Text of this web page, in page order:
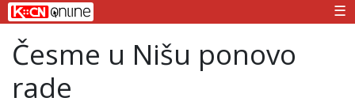
☰
Česme u Nišu ponovo
rade